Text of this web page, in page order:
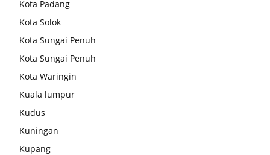
Kota Padang
Kota Solok
Kota Sungai Penuh
Kota Sungai Penuh
Kota Waringin
Kuala lumpur
Kudus
Kuningan
Kupang